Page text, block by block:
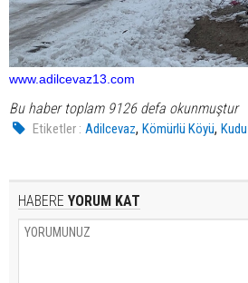
www.adilcevaz13.com
Bu haber toplam 9126 defa okunmuştur
Etiketler : Adilcevaz,Kömürlü Köyü,
HABERE YORUM KAT